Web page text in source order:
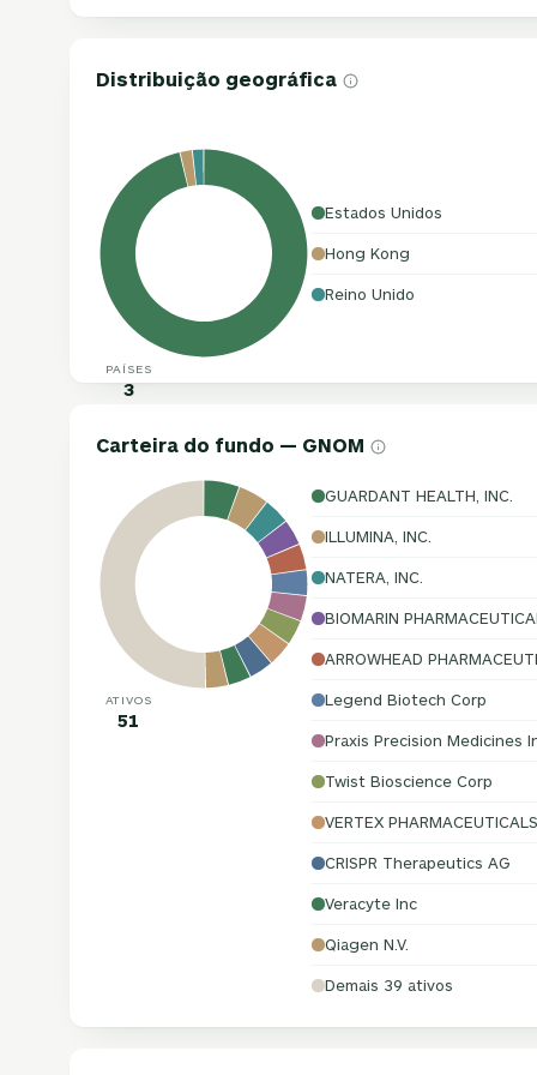
Distribuição geográfica
PAÍSES
3
Estados Unidos
Hong Kong
Reino Unido
Carteira do fundo — GNOM
ATIVOS
51
GUARDANT HEALTH, INC.
ILLUMINA, INC.
NATERA, INC.
BIOMARIN
ARROWHEAD
Legend Biotech Corp
Praxis Precision Medicines
Twist Bioscience Corp
VERTEX
CRISPR Therapeutics AG
Veracyte Inc
Qiagen N.V.
Demais 39 ativos